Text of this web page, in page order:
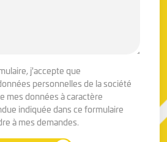
j'accepte que
personnelles de la société
mes données à caractère
indiquée dans ce formulaire
à mes demandes.